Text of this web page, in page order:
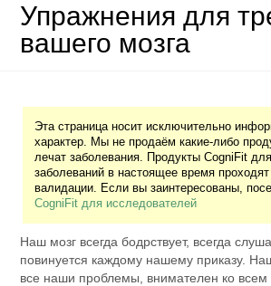
Упражнения для
вашего мозга
Эта страница носит исключительно
характер. Мы не продаём какие-либо
лечат заболевания. Продукты CogniFit
заболеваний в настоящее время проходят
валидации. Если вы заинтересованы,
CogniFit для исследователей
Наш мозг всегда бодрствует, всегда
повинуется каждому нашему приказу.
все наши проблемы, внимателен ко